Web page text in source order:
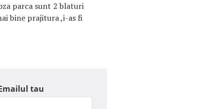
parca sunt 2 blaturi
bine prajitura ,i-as fi
tau